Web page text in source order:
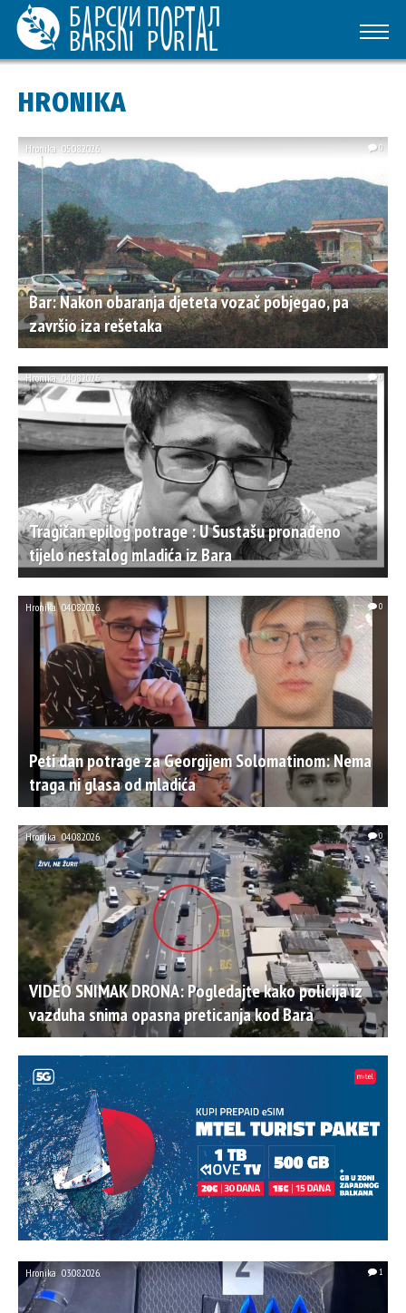
HRONIKA
Bar: Nakon obaranja djeteta vozač pobjegao, pa
završio iza rešetaka
Hronika 05.08.2026. 0
Tragičan epilog potrage : U Sustašu pronađeno
tijelo nestalog mladića iz Bara
Hronika 04.08.2026. 0
Peti dan potrage za Georgijem Solomatinom: Nema
traga ni glasa od mladića
Hronika 04.08.2026. 0
VIDEO SNIMAK DRONA: Pogledajte kako policija iz
vazduha snima opasna preticanja kod Bara
Hronika 04.08.2026. 0
Hronika 03.08.2026. 1